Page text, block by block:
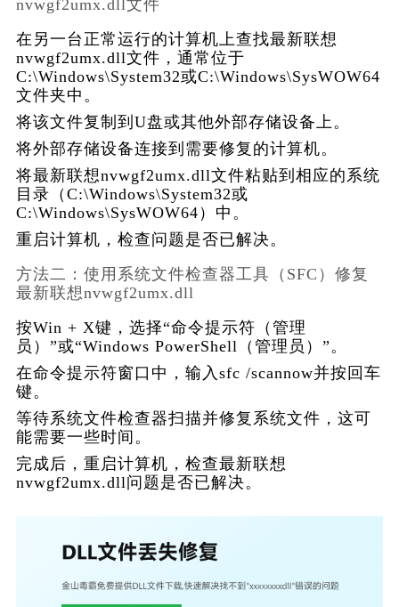
nvwgf2umx.dll文件
在另一台正常运行的计算机上查找最新联想
nvwgf2umx.dll文件，通常位于
C:\Windows\System32或C:\Windows\SysWOW64
文件夹中。
将该文件复制到U盘或其他外部存储设备上。
将外部存储设备连接到需要修复的计算机。
将最新联想nvwgf2umx.dll文件粘贴到相应的系统
目录（C:\Windows\System32或
C:\Windows\SysWOW64）中。
重启计算机，检查问题是否已解决。
方法二：使用系统文件检查器工具（SFC）修复
最新联想nvwgf2umx.dll
按Win + X键，选择“命令提示符（管理
员）”或“Windows PowerShell（管理员）”。
在命令提示符窗口中，输入sfc /scannow并按回车
键。
等待系统文件检查器扫描并修复系统文件，这可
能需要一些时间。
完成后，重启计算机，检查最新联想
nvwgf2umx.dll问题是否已解决。